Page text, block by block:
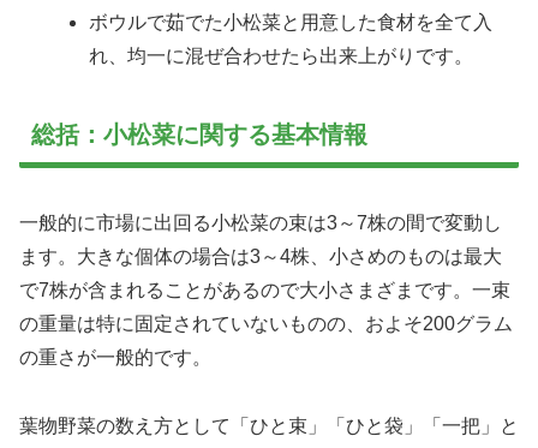
ボウルで茹でた小松菜と用意した食材を全て入
れ、均一に混ぜ合わせたら出来上がりです。
総括：小松菜に関する基本情報
一般的に市場に出回る小松菜の束は3～7株の間で変動し
ます。大きな個体の場合は3～4株、小さめのものは最大
で7株が含まれることがあるので大小さまざまです。一束
の重量は特に固定されていないものの、およそ200グラム
の重さが一般的です。
葉物野菜の数え方として「ひと束」「ひと袋」「一把」と